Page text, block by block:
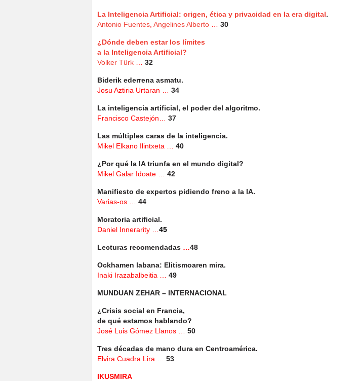
La Inteligencia Artificial: origen, ética y privacidad en la era digital.
Antonio Fuentes Angelines Alberto 30
¿Dónde deben estar los límites
a la Inteligencia Artificial?
Volker Türk
32
Biderik ederrena asmatu.
Josu Aztiria Urtaran …
34
La inteligencia artificial, el poder del algoritmo.
Francisco Castejón…
37
Las múltiples caras de la inteligencia.
Mikel Elkano Ilintxeta …
40
¿Por qué la IA triunfa en el mundo digital?
Mikel Galar Idoate …
42
Manifiesto de expertos pidiendo freno a la IA.
Varias-os …
44
Moratoria artificial.
Daniel Innerarity … 45
Lecturas recomendadas …48
Ockhamen labana: Elitismoaren mira.
Inaki Irazabalbeitia …
49
MUNDUAN ZEHAR – INTERNACIONAL
¿Crisis social en Francia,
de qué estamos hablando?
José Luis Gómez Llanos …
50
Tres décadas de mano dura en Centroamérica.
Elvira Cuadra Lira …
53
IKUSMIRA